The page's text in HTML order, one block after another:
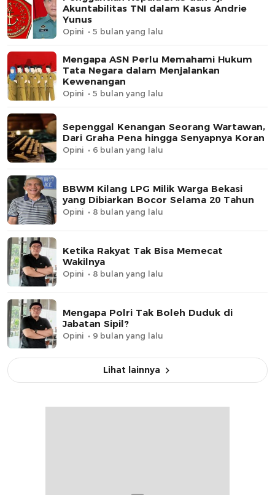
Akuntabilitas TNI dalam Kasus Andrie
Yunus
Opini 5 bulan yang lalu
Mengapa ASN Perlu Memahami Hukum
Tata Negara dalam Menjalankan
Kewenangan
Opini 5 bulan yang lalu
Sepenggal Kenangan Seorang Wartawan,
Dari Graha Pena hingga Senyapnya Koran
Opini 6 bulan yang lalu
BBWM Kilang LPG Milik Warga Bekasi
yang Dibiarkan Bocor Selama 20 Tahun
Opini 8 bulan yang lalu
Ketika Rakyat Tak Bisa Memecat
Wakilnya
Opini 8 bulan yang lalu
Mengapa Polri Tak Boleh Duduk di
Jabatan Sipil?
Opini 9 bulan yang lalu
Lihat lainnya